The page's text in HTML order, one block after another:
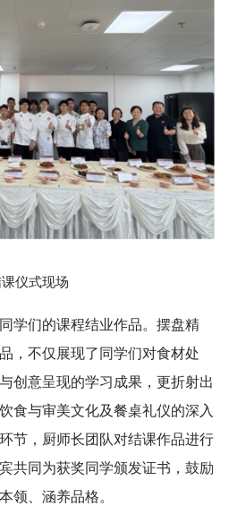
仪式现场
学们的课程结业作品。摆盘精
，不仅展现了同学们对食材处
创意呈现的学习成果，更折射出
食与审美文化及餐桌礼仪的深入
节，厨师长团队对结课作品进行
共同为获奖同学颁发证书，鼓励
领、涵养品格。